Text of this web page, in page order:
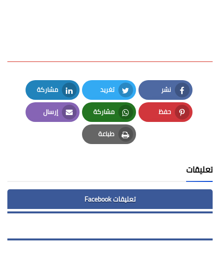
نشر
Facebook
تغريد
Twitter
مشاركة
LinkedIn
حفظ
Pinterest
مشاركة
Whatsapp
إرسال
Email
طباعة
Print
تعليقات
تعليقات Facebook